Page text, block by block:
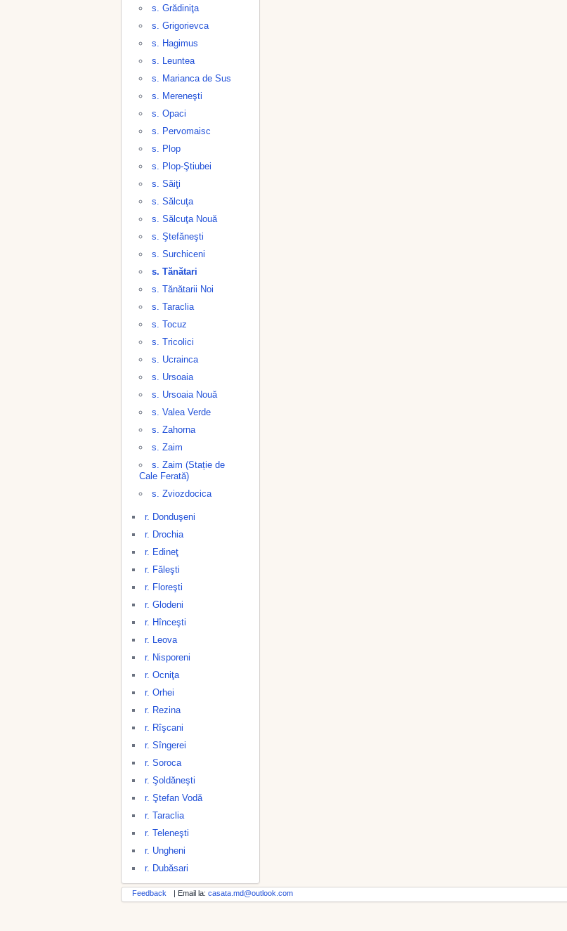
s. Grădiniţa
s. Grigorievca
s. Hagimus
s. Leuntea
s. Marianca de Sus
s. Mereneşti
s. Opaci
s. Pervomaisc
s. Plop
s. Plop-Ştiubei
s. Săiţi
s. Sălcuţa
s. Sălcuţa Nouă
s. Ştefăneşti
s. Surchiceni
s. Tănătari
s. Tănătarii Noi
s. Taraclia
s. Tocuz
s. Tricolici
s. Ucrainca
s. Ursoaia
s. Ursoaia Nouă
s. Valea Verde
s. Zahorna
s. Zaim
s. Zaim (Stație de
Cale Ferată)
s. Zviozdocica
r. Donduşeni
r. Drochia
r. Edineţ
r. Făleşti
r. Floreşti
r. Glodeni
r. Hînceşti
r. Leova
r. Nisporeni
r. Ocniţa
r. Orhei
r. Rezina
r. Rîşcani
r. Sîngerei
r. Soroca
r. Şoldăneşti
r. Ştefan Vodă
r. Taraclia
r. Teleneşti
r. Ungheni
r. Dubăsari
Feedback | Email la: casata.md@outlook.com